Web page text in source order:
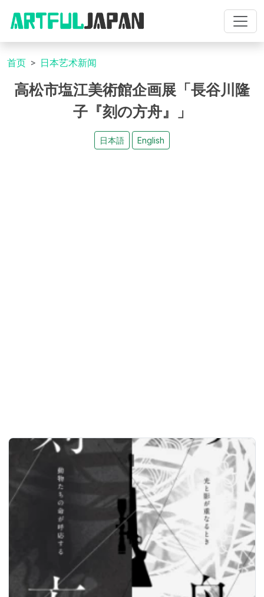
首页 日本艺术新闻
高松市塩江美術館企画展「長谷川隆
子『刻の方舟』」
日本語 English